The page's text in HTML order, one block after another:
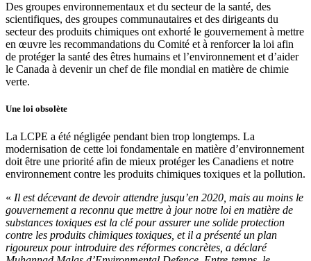
Des groupes environnementaux et du secteur de la santé, des
scientifiques, des groupes communautaires et des dirigeants du
secteur des produits chimiques ont exhorté le gouvernement à mettre
en œuvre les recommandations du Comité et à renforcer la loi afin
de protéger la santé des êtres humains et l’environnement et d’aider
le Canada à devenir un chef de file mondial en matière de chimie
verte.
Une loi obsolète
La LCPE a été négligée pendant bien trop longtemps. La
modernisation de cette loi fondamentale en matière d’environnement
doit être une priorité afin de mieux protéger les Canadiens et notre
environnement contre les produits chimiques toxiques et la pollution.
« Il est décevant de devoir attendre jusqu’en 2020, mais au moins le
gouvernement a reconnu que mettre à jour notre loi en matière de
substances toxiques est la clé pour assurer une solide protection
contre les produits chimiques toxiques, et il a présenté un plan
rigoureux pour introduire des réformes concrètes, a déclaré